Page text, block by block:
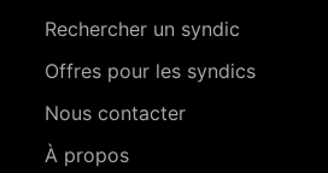
Rechercher un syndic
Offres pour les syndics
Nous contacter
À propos